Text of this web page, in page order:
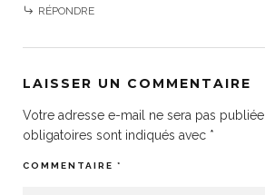
RÉPONDRE
LAISSER UN COMMENTAIRE
Votre adresse e-mail ne sera pas publiée.
obligatoires sont indiqués avec *
COMMENTAIRE *